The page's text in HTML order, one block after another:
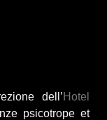
dell’ Hotel
psicotrope et